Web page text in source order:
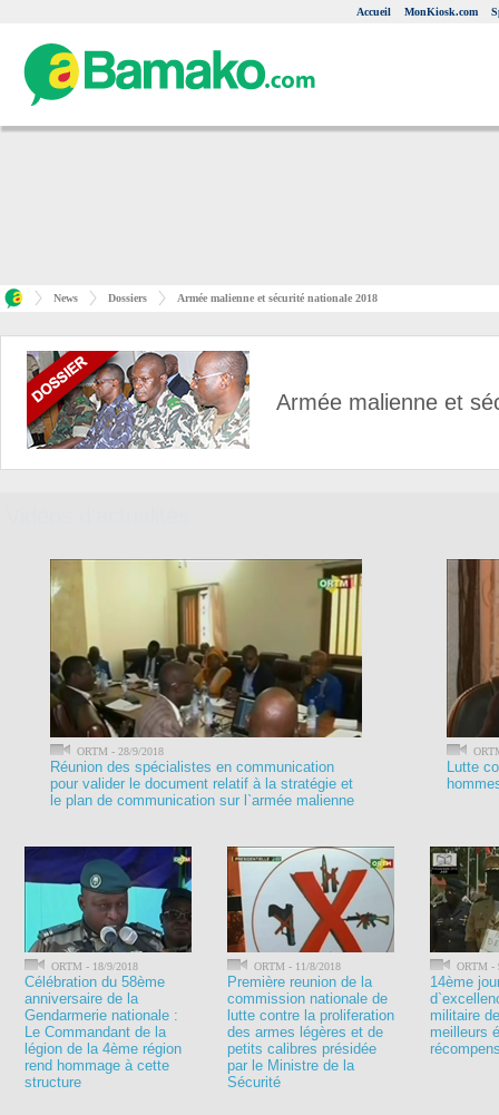
Accueil MonKiosk.com
News Dossiers Armée malienne et sécurité nationale 2018
Armée malienne et
ORTM - 28/9/2018
Réunion des spécialistes en communication
pour valider le document relatif à la stratégie et
le plan de communication sur l`armée malienne
Lutte
ORTM - 18/9/2018
Célébration du 58ème
anniversaire de la
Gendarmerie nationale :
Le Commandant de la
légion de la 4ème région
rend hommage à cette
structure
ORTM - 11/8/2018
Première reunion de la
commission nationale de
lutte contre la proliferation
des armes légères et de
petits calibres présidée
par le Ministre de la
Sécurité
ORTM -
14ème
militaire
meilleurs